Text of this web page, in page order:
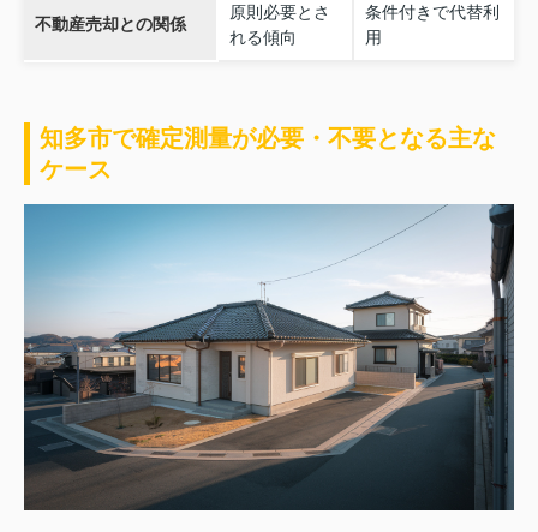
不動産売却との関係
原則必要とさ
れる傾向
条件付きで代替利
用
知多市で確定測量が必要・不要となる主な
ケース